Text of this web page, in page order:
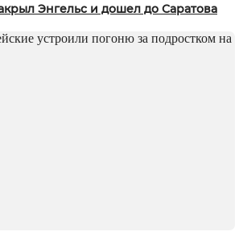
Энгельс и дошел до Саратова